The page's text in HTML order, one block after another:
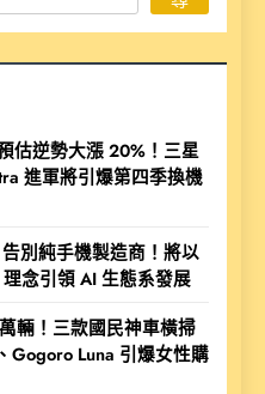
估逆勢大漲 20%！三星
進軍將引爆第四季換機
別純手機製造商！將以
念引領 AI 生態系發展
輛！三款國民神車橫掃
Gogoro Luna 引爆女性購